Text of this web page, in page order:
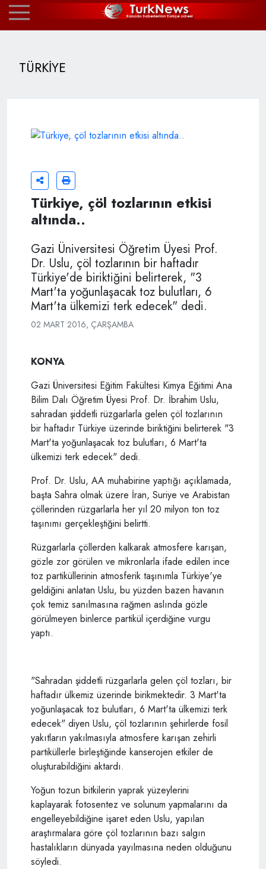
TÜRKİYE
Türkiye, çöl tozlarının etkisi
altında..
Gazi Üniversitesi Öğretim Üyesi Prof.
Dr. Uslu, çöl tozlarının bir haftadır
Türkiye'de biriktiğini belirterek, "3
Mart'ta yoğunlaşacak toz bulutları, 6
Mart'ta ülkemizi terk edecek" dedi.
02 MART 2016, ÇARŞAMBA
KONYA
Gazi Üniversitesi Eğitim Fakültesi Kimya Eğitimi Ana
Bilim Dalı Öğretim Üyesi Prof. Dr. İbrahim Uslu,
sahradan şiddetli rüzgarlarla gelen çöl tozlarının
bir haftadır Türkiye üzerinde biriktiğini belirterek "3
Mart'ta yoğunlaşacak toz bulutları, 6 Mart'ta
ülkemizi terk edecek" dedi.
Prof. Dr. Uslu, AA muhabirine yaptığı açıklamada,
başta Sahra olmak üzere İran, Suriye ve Arabistan
çöllerinden rüzgarlarla her yıl 20 milyon ton toz
taşınımı gerçekleştiğini belirtti.
Rüzgarlarla çöllerden kalkarak atmosfere karışan,
gözle zor görülen ve mikronlarla ifade edilen ince
toz partiküllerinin atmosferik taşınımla Türkiye'ye
geldiğini anlatan Uslu, bu yüzden bazen havanın
çok temiz sanılmasına rağmen aslında gözle
görülmeyen binlerce partikül içerdiğine vurgu
yaptı.
"Sahradan şiddetli rüzgarlarla gelen çöl tozları, bir
haftadır ülkemiz üzerinde birikmektedir. 3 Mart'ta
yoğunlaşacak toz bulutları, 6 Mart'ta ülkemizi terk
edecek" diyen Uslu, çöl tozlarının şehirlerde fosil
yakıtların yakılmasıyla atmosfere karışan zehirli
partiküllerle birleştiğinde kanserojen etkiler de
oluşturabildiğini aktardı.
Yoğun tozun bitkilerin yaprak yüzeylerini
kaplayarak fotosentez ve solunum yapmalarını da
engelleyebildiğine işaret eden Uslu, yapılan
araştırmalara göre çöl tozlarının bazı salgın
hastalıkların dünyada yayılmasına neden olduğunu
söyledi.